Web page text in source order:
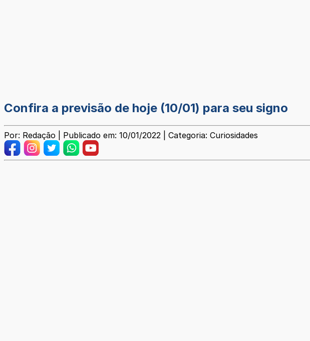
Confira a previsão de hoje (10/01) para seu signo
Por: Redação | Publicado em: 10/01/2022 | Categoria: Curiosidades